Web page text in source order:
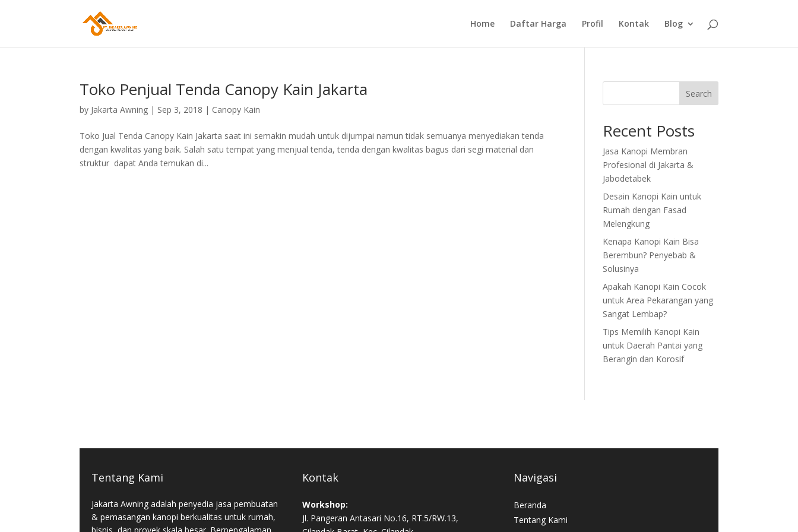
Home Daftar Harga Profil Kontak Blog
Toko Penjual Tenda Canopy Kain Jakarta
by Jakarta Awning | Sep 3, 2018 | Canopy Kain
Toko Jual Tenda Canopy Kain Jakarta saat ini semakin mudah untuk dijumpai namun tidak semuanya menyediakan tenda
dengan kwalitas yang baik. Salah satu tempat yang menjual tenda, tenda dengan kwalitas bagus dari segi material dan
struktur dapat Anda temukan di...
Search
Recent Posts
Jasa Kanopi Membran
Profesional di Jakarta &
Jabodetabek
Desain Kanopi Kain untuk
Rumah dengan Fasad
Melengkung
Kenapa Kanopi Kain Bisa
Berembun? Penyebab &
Solusinya
Apakah Kanopi Kain Cocok
untuk Area Pekarangan yang
Sangat Lembap?
Tips Memilih Kanopi Kain
untuk Daerah Pantai yang
Berangin dan Korosif
Tentang Kami
Jakarta Awning adalah penyedia jasa pembuatan
& pemasangan kanopi berkualitas untuk rumah,
bisnis, dan proyek skala besar. Berpengalaman,
Kontak
Workshop:
Jl. Pangeran Antasari No.16, RT.5/RW.13,
Navigasi
Beranda
Tentang Kami